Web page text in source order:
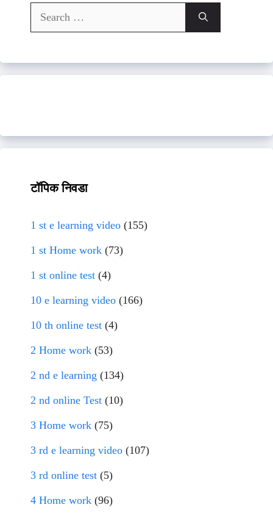
Search
for:
टॉपिक निवडा
1 st e learning video (155)
1 st Home work (73)
1 st online test (4)
10 e learning video (166)
10 th online test (4)
2 Home work (53)
2 nd e learning (134)
2 nd online Test (10)
3 Home work (75)
3 rd e learning video (107)
3 rd online test (5)
4 Home work (96)